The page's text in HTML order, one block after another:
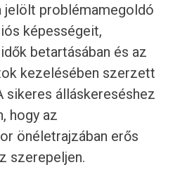
jelölt problémamegoldó
képességeit,
betartásában és az
kezelésében szerzett
sikeres álláskereséshez
hogy az
önéletrajzában erős
szerepeljen.